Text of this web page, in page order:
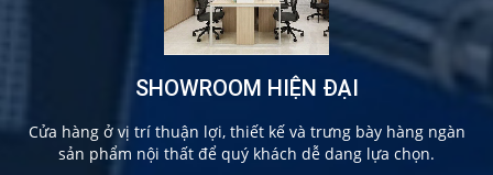
SHOWROOM HIỆN ĐẠI
Cửa hàng ở vị trí thuận lợi, thiết kế và trưng bày hàng ngàn
sản phẩm nội thất để quý khách dễ dang lựa chọn.